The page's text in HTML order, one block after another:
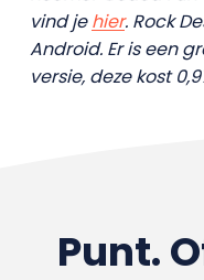
vind jehier. Rock
Android. Er is een
versie, deze kost
Punt.